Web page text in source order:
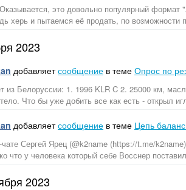
это довольно популярный формат
херь и пытаемся её продать, по возможности
2023
добавляетсообщение в теме Опрос по
из Белоруссии: 1. 1996 KLR C 2. 25000 км,
Что бы уже добить все как есть - открыл
добавляетсообщение в теме Цепь
Сергей Ярец (@k2name (https://t.me/
что у человека который себе Восснер
2023